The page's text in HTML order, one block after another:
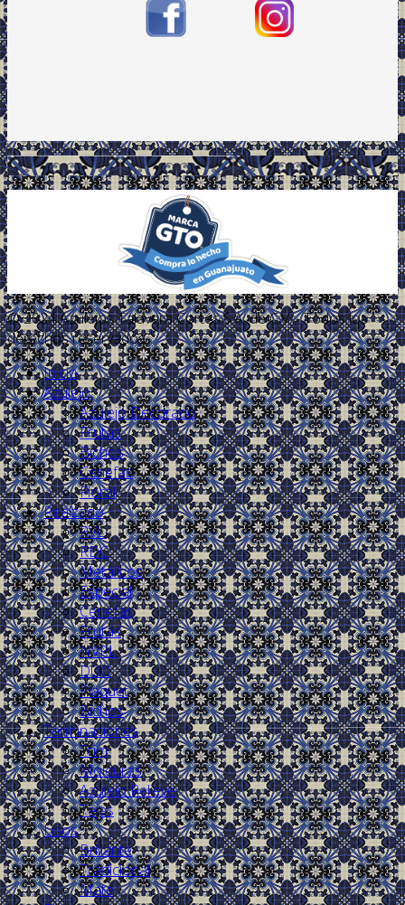
.
© 2024 Azulejos Talavera Cortés S.A. de C.V. - Todos los
derechos reservados.
Inicio
Azulejo
Azulejo Decorado
Frutas
Bichos
Cenefas
Floral
Realzado
RVL
RDC
Metálicos
Especial
Cenefas
Frutas
NVRL
DUO
Plaquet
Bichos
Terminaciones
Trim
Molduras
Azulejo Relieve
Tejas
Lisos
Brillante
Tradicional
Mate